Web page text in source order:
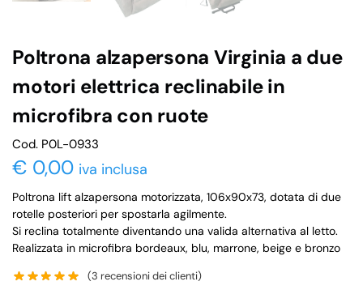
Poltrona alzapersona Virginia a due
motori elettrica reclinabile in
microfibra con ruote
Cod. P0L-0933
€ 0,00 iva inclusa
Poltrona lift alzapersona motorizzata, 106x90x73, dotata di due
rotelle posteriori per spostarla agilmente.
Si reclina totalmente diventando una valida alternativa al letto.
Realizzata in microfibra bordeaux, blu, marrone, beige e bronzo
(3 recensioni dei clienti)